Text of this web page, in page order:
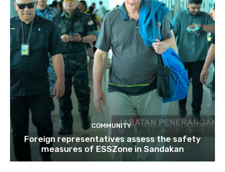
COMMUNITY
Foreign representatives assess the safety
measures of ESSZone in Sandakan